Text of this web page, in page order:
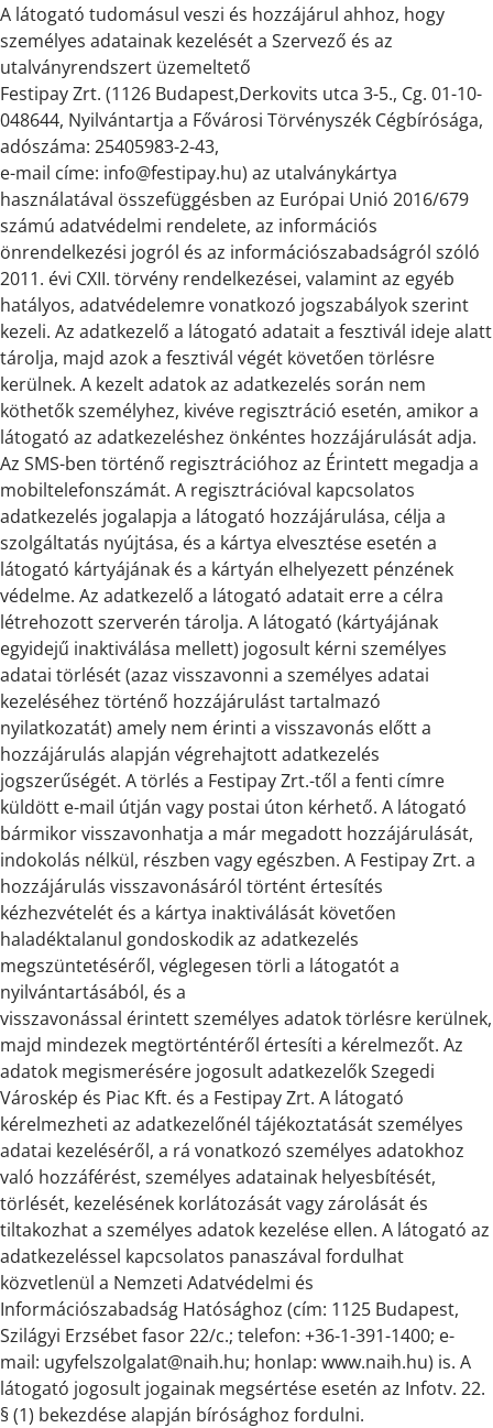
A látogató tudomásul veszi és hozzájárul ahhoz, hogy
személyes adatainak kezelését a Szervező és az
utalványrendszert üzemeltető
Festipay Zrt. (1126 Budapest,Derkovits utca 3-5., Cg. 01-10-
048644, Nyilvántartja a Fővárosi Törvényszék Cégbírósága,
adószáma: 25405983-2-43,
e-mail címe: info@festipay.hu) az utalványkártya
használatával összefüggésben az Európai Unió 2016/679
számú adatvédelmi rendelete, az információs
önrendelkezési jogról és az információszabadságról szóló
2011. évi CXII. törvény rendelkezései, valamint az egyéb
hatályos, adatvédelemre vonatkozó jogszabályok szerint
kezeli. Az adatkezelő a látogató adatait a fesztivál ideje alatt
tárolja, majd azok a fesztivál végét követően törlésre
kerülnek. A kezelt adatok az adatkezelés során nem
köthetők személyhez, kivéve regisztráció esetén, amikor a
látogató az adatkezeléshez önkéntes hozzájárulását adja.
Az SMS-ben történő regisztrációhoz az Érintett megadja a
mobiltelefonszámát. A regisztrációval kapcsolatos
adatkezelés jogalapja a látogató hozzájárulása, célja a
szolgáltatás nyújtása, és a kártya elvesztése esetén a
látogató kártyájának és a kártyán elhelyezett pénzének
védelme. Az adatkezelő a látogató adatait erre a célra
létrehozott szerverén tárolja. A látogató (kártyájának
egyidejű inaktiválása mellett) jogosult kérni személyes
adatai törlését (azaz visszavonni a személyes adatai
kezeléséhez történő hozzájárulást tartalmazó
nyilatkozatát) amely nem érinti a visszavonás előtt a
hozzájárulás alapján végrehajtott adatkezelés
jogszerűségét. A törlés a Festipay Zrt.-től a fenti címre
küldött e-mail útján vagy postai úton kérhető. A látogató
bármikor visszavonhatja a már megadott hozzájárulását,
indokolás nélkül, részben vagy egészben. A Festipay Zrt. a
hozzájárulás visszavonásáról történt értesítés
kézhezvételét és a kártya inaktiválását követően
haladéktalanul gondoskodik az adatkezelés
megszüntetéséről, véglegesen törli a látogatót a
nyilvántartásából, és a
visszavonással érintett személyes adatok törlésre kerülnek,
majd mindezek megtörténtéről értesíti a kérelmezőt. Az
adatok megismerésére jogosult adatkezelők Szegedi
Városkép és Piac Kft. és a Festipay Zrt. A látogató
kérelmezheti az adatkezelőnél tájékoztatását személyes
adatai kezeléséről, a rá vonatkozó személyes adatokhoz
való hozzáférést, személyes adatainak helyesbítését,
törlését, kezelésének korlátozását vagy zárolását és
tiltakozhat a személyes adatok kezelése ellen. A látogató az
adatkezeléssel kapcsolatos panaszával fordulhat
közvetlenül a Nemzeti Adatvédelmi és
Információszabadság Hatósághoz (cím: 1125 Budapest,
Szilágyi Erzsébet fasor 22/c.; telefon: +36-1-391-1400; e-
mail: ugyfelszolgalat@naih.hu; honlap: www.naih.hu) is. A
látogató jogosult jogainak megsértése esetén az Infotv. 22.
§ (1) bekezdése alapján bírósághoz fordulni.